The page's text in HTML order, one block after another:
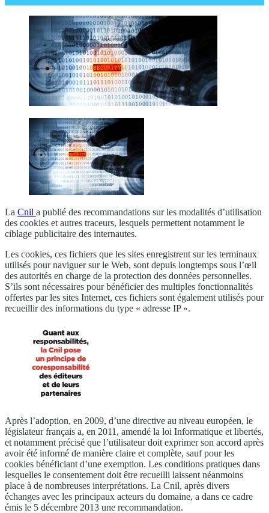
La Cnil a publié des recommandations sur les modalités d’utilisation
des cookies et autres traceurs, lesquels permettent notamment le
ciblage publicitaire des internautes.
Les cookies, ces fichiers que les sites enregistrent sur les terminaux
utilisés pour naviguer sur le Web, sont depuis longtemps sous l’œil
des autorités en charge de la protection des données personnelles.
S’ils sont nécessaires pour bénéficier des multiples fonctionnalités
offertes par les sites Internet, ces fichiers sont également utilisés pour
recueillir des informations du type « adresse IP ».
Après l’adoption, en 2009, d’une directive au niveau européen, le
législateur français a, en 2011, amendé la loi Informatique et libertés,
et notamment précisé que l’utilisateur doit exprimer son accord après
avoir été informé de manière claire et complète, sauf pour les
cookies bénéficiant d’une exemption. Les conditions pratiques dans
lesquelles le consentement doit être recueilli laissent néanmoins
place à de nombreuses interprétations. La Cnil, après divers
échanges avec les principaux acteurs du domaine, a dans ce cadre
émis le 5 décembre 2013 une recommandation.